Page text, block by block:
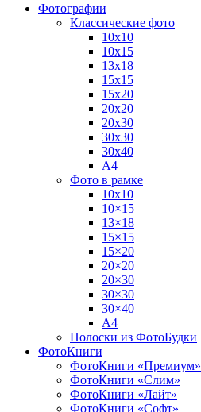
Фотографии
Классические фото
10х10
10х15
13х18
15х15
15х20
20х20
20х30
30х30
30х40
А4
Фото в рамке
10х10
10×15
13×18
15×15
15×20
20×20
20×30
30×30
30×40
A4
Полоски из ФотоБудки
ФотоКниги
ФотоКниги «Премиум»
ФотоКниги «Слим»
ФотоКниги «Лайт»
ФотоКниги «Софт»